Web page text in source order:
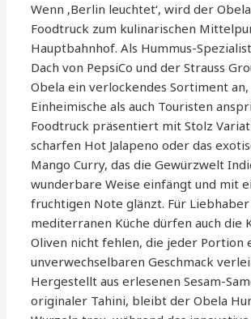
Wenn ‚Berlin leuchtet‘, wird der
Foodtruck zum kulinarischen
Hauptbahnhof. Als Hummus-
Dach von PepsiCo und der Strauss
Obela ein verlockendes Sortiment an,
Einheimische als auch Touristen
Foodtruck präsentiert mit Stolz
scharfen Hot Jalapeno oder das
Mango Curry, das die Gewürzwelt
wunderbare Weise einfängt und mit
fruchtigen Note glänzt. Für
mediterranen Küche dürfen auch die
Oliven nicht fehlen, die jeder Portion
unverwechselbaren Geschmack
Hergestellt aus erlesenen Sesam-
originaler Tahini, bleibt der Obela